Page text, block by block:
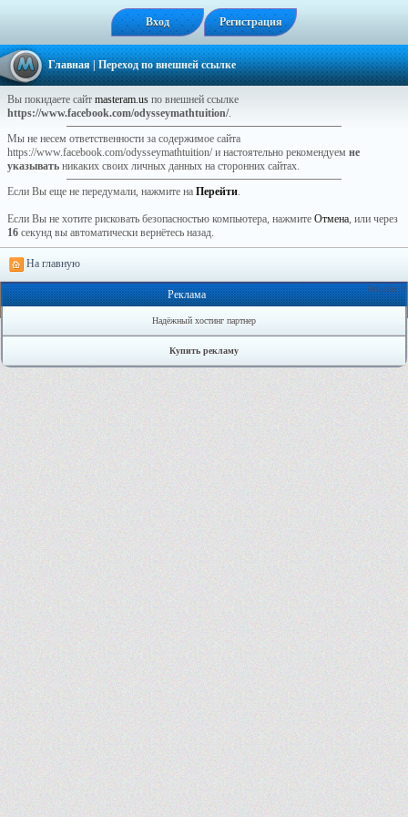
Вход Регистрация
Главная| Переход по внешней ссылке
Вы покидаете сайт masteram.us по внешней ссылке
https://www.facebook.com/odysseymathtuition/.
Мы не несем ответственности за содержимое сайта
https://www.facebook.com/odysseymathtuition/ и настоятельно рекомендуем не
указывать никаких своих личных данных на сторонних сайтах.
Если Вы еще не передумали, нажмите на Перейти.
Если Вы не хотите рисковать безопасностью компьютера, нажмите Отмена, или через
16 секунд вы автоматически вернётесь назад.
На главную
Онлайн: 0
Реклама
Надёжный хостинг партнер
Купить рекламу